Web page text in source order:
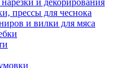
и декорирования
прессы для чеснока
и вилки для мяса